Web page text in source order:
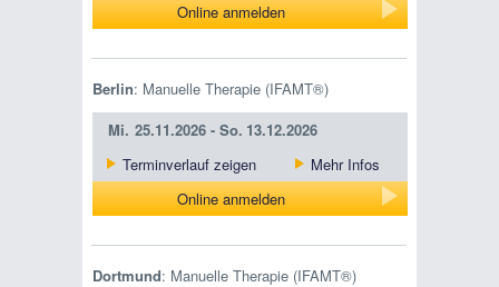
Online anmelden
Berlin: Manuelle Therapie (IFAMT®)
Mi. 25.11.2026 - So. 13.12.2026
Terminverlauf zeigen
Mehr Infos
Online anmelden
Dortmund: Manuelle Therapie (IFAMT®)